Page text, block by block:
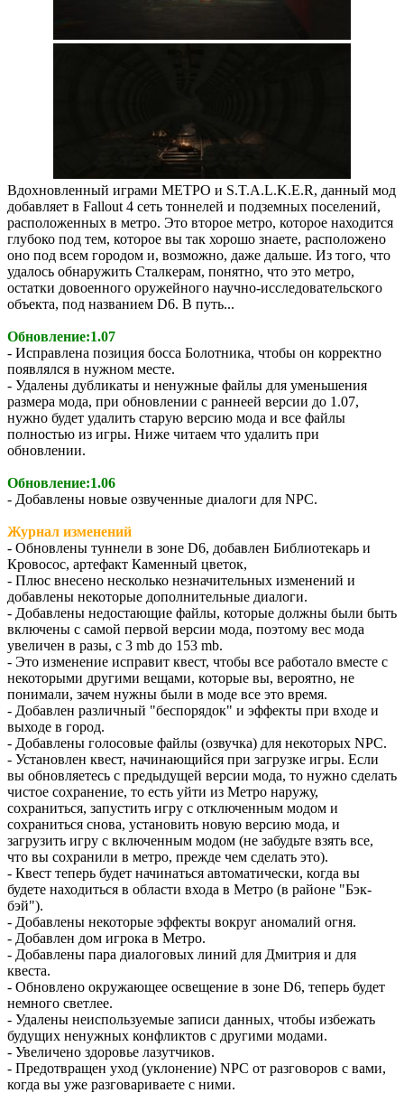
Вдохновленный играми МЕТРО и S.T.A.L.K.E.R, данный мод
добавляет в Fallout 4 сеть тоннелей и подземных поселений,
расположенных в метро. Это второе метро, которое находится
глубоко под тем, которое вы так хорошо знаете, расположено
оно под всем городом и, возможно, даже дальше. Из того, что
удалось обнаружить Сталкерам, понятно, что это метро,
остатки довоенного оружейного научно-исследовательского
объекта, под названием D6. В путь...
Обновление:1.07
- Исправлена позиция босса Болотника, чтобы он корректно
появлялся в нужном месте.
- Удалены дубликаты и ненужные файлы для уменьшения
размера мода, при обновлении с раннеей версии до 1.07,
нужно будет удалить старую версию мода и все файлы
полностью из игры. Ниже читаем что удалить при
обновлении.
Обновление:1.06
- Добавлены новые озвученные диалоги для NPC.
Журнал изменений
- Обновлены туннели в зоне D6, добавлен Библиотекарь и
Кровосос, артефакт Каменный цветок,
- Плюс внесено несколько незначительных изменений и
добавлены некоторые дополнительные диалоги.
- Добавлены недостающие файлы, которые должны были быть
включены с самой первой версии мода, поэтому вес мода
увеличен в разы, с 3 mb до 153 mb.
- Это изменение исправит квест, чтобы все работало вместе с
некоторыми другими вещами, которые вы, вероятно, не
понимали, зачем нужны были в моде все это время.
- Добавлен различный "беспорядок" и эффекты при входе и
выходе в город.
- Добавлены голосовые файлы (озвучка) для некоторых NPC.
- Установлен квест, начинающийся при загрузке игры. Если
вы обновляетесь с предыдущей версии мода, то нужно сделать
чистое сохранение, то есть уйти из Метро наружу,
сохраниться, запустить игру с отключенным модом и
сохраниться снова, установить новую версию мода, и
загрузить игру с включенным модом (не забудьте взять все,
что вы сохранили в метро, прежде чем сделать это).
- Квест теперь будет начинаться автоматически, когда вы
будете находиться в области входа в Метро (в районе "Бэк-
бэй").
- Добавлены некоторые эффекты вокруг аномалий огня.
- Добавлен дом игрока в Метро.
- Добавлены пара диалоговых линий для Дмитрия и для
квеста.
- Обновлено окружающее освещение в зоне D6, теперь будет
немного светлее.
- Удалены неиспользуемые записи данных, чтобы избежать
будущих ненужных конфликтов с другими модами.
- Увеличено здоровье лазутчиков.
- Предотвращен уход (уклонение) NPC от разговоров с вами,
когда вы уже разговариваете с ними.